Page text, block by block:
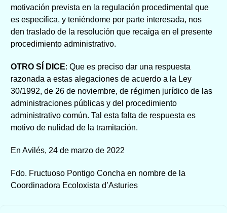
motivación prevista en la regulación procedimental que
es específica, y teniéndome por parte interesada, nos
den traslado de la resolución que recaiga en el presente
procedimiento administrativo.
OTRO SÍ DICE: Que es preciso dar una respuesta
razonada a estas alegaciones de acuerdo a la Ley
30/1992, de 26 de noviembre, de régimen jurídico de las
administraciones públicas y del procedimiento
administrativo común. Tal esta falta de respuesta es
motivo de nulidad de la tramitación.
En Avilés, 24 de marzo de 2022
Fdo. Fructuoso Pontigo Concha en nombre de la
Coordinadora Ecoloxista d’Asturies